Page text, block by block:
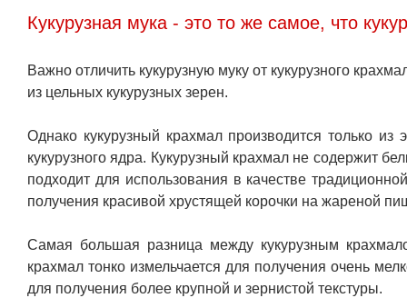
Кукурузная мука - это то же самое, что
Важно отличить кукурузную муку от кукурузного
из цельных кукурузных зерен.
Однако кукурузный крахмал производится только
кукурузного ядра. Кукурузный крахмал не содержит
подходит для использования в качестве
получения красивой хрустящей корочки на жареной
Самая большая разница между кукурузным
крахмал тонко измельчается для получения очень
для получения более крупной и зернистой текстуры.